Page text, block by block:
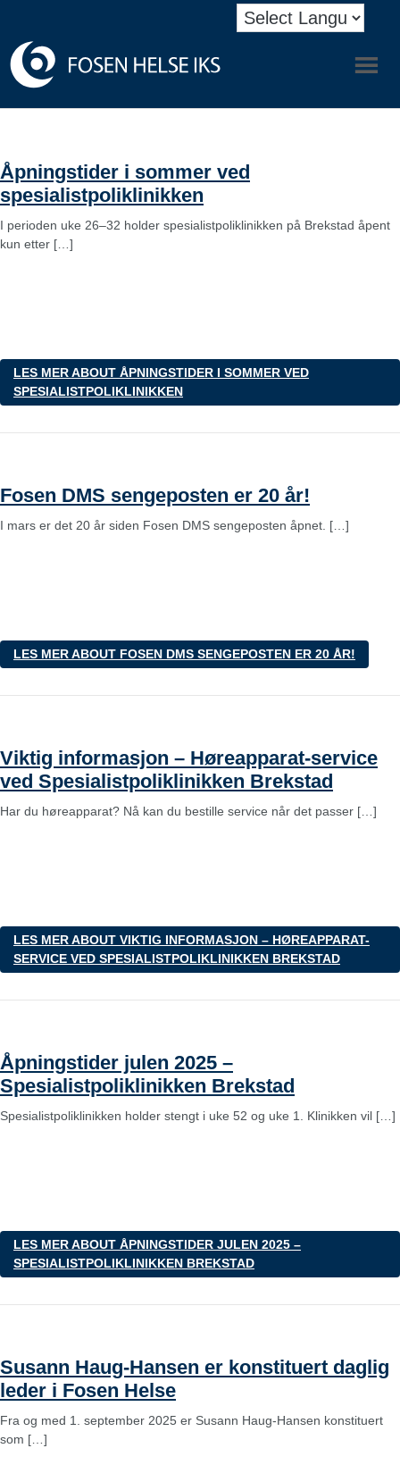
Nyheter
Åpningstider i sommer ved
spesialistpoliklinikken
I perioden uke 26–32 holder spesialistpoliklinikken på Brekstad åpent
kun etter […]
LES MERABOUT ÅPNINGSTIDER I SOMMER VED
SPESIALISTPOLIKLINIKKEN
Fosen DMS sengeposten er 20 år!
I mars er det 20 år siden Fosen DMS sengeposten åpnet. […]
LES MERABOUT FOSEN DMS SENGEPOSTEN ER 20 ÅR!
Viktig informasjon – Høreapparat-service
ved Spesialistpoliklinikken Brekstad
Har du høreapparat? Nå kan du bestille service når det passer […]
LES MERABOUT VIKTIG INFORMASJON – HØREAPPARAT-
SERVICE VED SPESIALISTPOLIKLINIKKEN BREKSTAD
Åpningstider julen 2025 –
Spesialistpoliklinikken Brekstad
Spesialistpoliklinikken holder stengt i uke 52 og uke 1. Klinikken vil […]
LES MERABOUT ÅPNINGSTIDER JULEN 2025 –
SPESIALISTPOLIKLINIKKEN BREKSTAD
Susann Haug-Hansen er konstituert daglig
leder i Fosen Helse
Fra og med 1. september 2025 er Susann Haug-Hansen konstituert
som […]